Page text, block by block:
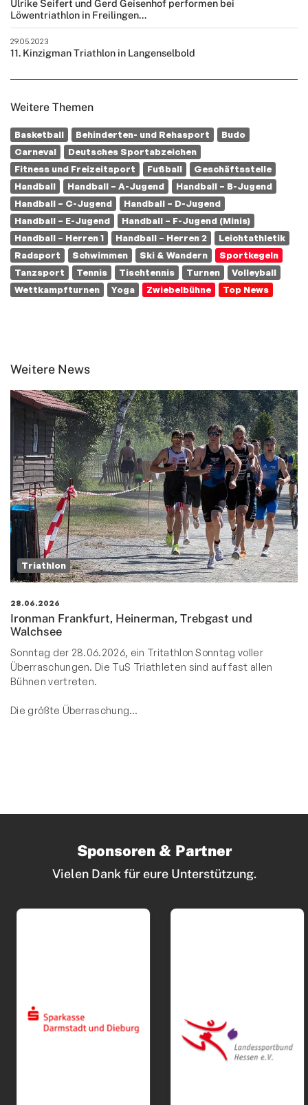
Ulrike Seifert und Gerd Geisenhof performen bei
Löwentriathlon in Freilingen...
29.05.2023
11. Kinzigman Triathlon in Langenselbold
Weitere Themen
Basketball Behinderten- und Rehasport
Budo
Carneval
Deutsches Sportabzeichen
Fitness und Freizeitsport
Fußball
Geschäftsstelle
Handball
Handball – A-Jugend
Handball – B-Jugend
Handball – C-Jugend
Handball – D-Jugend
Handball – E-Jugend
Handball – F-Jugend (Minis)
Handball – Herren 1
Handball – Herren 2
Leichtathletik
Radsport
Schwimmen Ski & Wandern
Sportkegeln
Tanzsport
Tennis Tischtennis Turnen
Volleyball
Wettkampfturnen
Yoga Zwiebelbühne Top News
Weitere News
Triathlon
28.06.2026
Ironman Frankfurt, Heinerman, Trebgast und
Walchsee
Sonntag der 28.06.2026, ein Tritathlon Sonntag voller
Überraschungen. Die TuS Triathleten sind auf fast allen
Bühnen vertreten.
Die größte Überraschung…
Sponsoren & Partner
Vielen Dank für eure Unterstützung.